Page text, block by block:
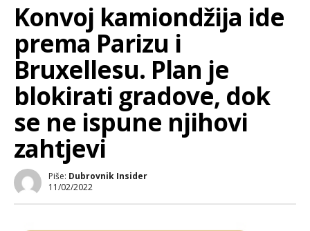
Konvoj kamiondžija ide
prema Parizu i
Bruxellesu. Plan je
blokirati gradove, dok
se ne ispune njihovi
zahtjevi
Piše: Dubrovnik Insider
11/02/2022